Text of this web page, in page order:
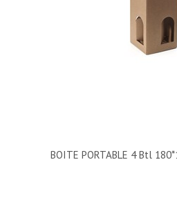
BOITE PORTABLE 4 Btl